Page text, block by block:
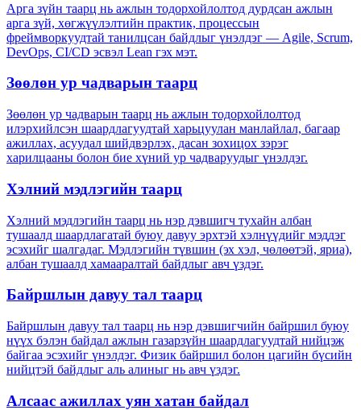
Арга зүйн таарц нь ажлын тодорхойлолтод дурдсан ажлын
арга зүй, хөгжүүлэлтийн практик, процессын
фреймворкуудтай танилцсан байдлыг үнэлдэг — Agile, Scrum,
DevOps, CI/CD эсвэл Lean гэх мэт.
Зөөлөн ур чадварын таарц
Зөөлөн ур чадварын таарц нь ажлын тодорхойлолтод
илэрхийлсэн шаардлагуудтай харьцуулан манлайлал, багаар
ажиллах, асуудал шийдвэрлэх, дасан зохицох зэрэг
харилцааны болон бие хүний ур чадваруудыг үнэлдэг.
Хэлний мэдлэгийн таарц
Хэлний мэдлэгийн таарц нь нэр дэвшигч тухайн албан
тушаалд шаардлагатай буюу давуу эрхтэй хэлнүүдийг мэддэг
эсэхийг шалгадаг. Мэдлэгийн түвшин (эх хэл, чөлөөтэй, яриа),
албан тушаалд хамааралтай байдлыг авч үздэг.
Байршлын давуу тал таарц
Байршлын давуу тал таарц нь нэр дэвшигчийн байршил буюу
нүүх бэлэн байдал ажлын газарзүйн шаардлагуудтай нийцэж
байгаа эсэхийг үнэлдэг. Физик байршил болон цагийн бүсийн
нийцтэй байдлыг аль алиныг нь авч үздэг.
Алсаас ажиллах уян хатан байдал